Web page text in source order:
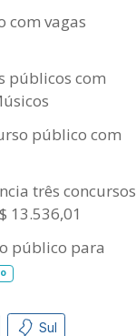
com vagas
públicos com
público com
três concursos
13.536,01
público para
Sul